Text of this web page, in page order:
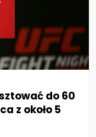
do 60
z około 5